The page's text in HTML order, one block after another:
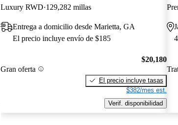
Luxury RWD 129,282 millas
Entrega a domicilio desde Marietta, GA
El precio incluye envío de $185
Gran oferta
$20,180
El precio incluye tasas
$382/mes est.
Verif. disponibilidad